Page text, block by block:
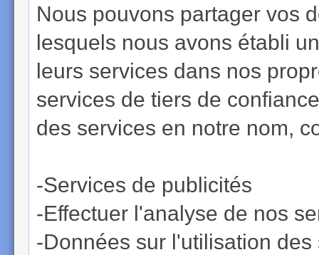
Nous pouvons partager vos
lesquels nous avons établi
leurs services dans nos
services de tiers de
des services en notre nom,
-Services de publicités
-Effectuer l'analyse de nos
-Données sur l'utilisation des